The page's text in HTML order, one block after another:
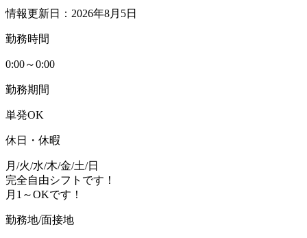
情報更新日：2026年8月5日
勤務時間
0:00～0:00
勤務期間
単発OK
休日・休暇
月/火/水/木/金/土/日
完全自由シフトです！
月1～OKです！
勤務地/面接地